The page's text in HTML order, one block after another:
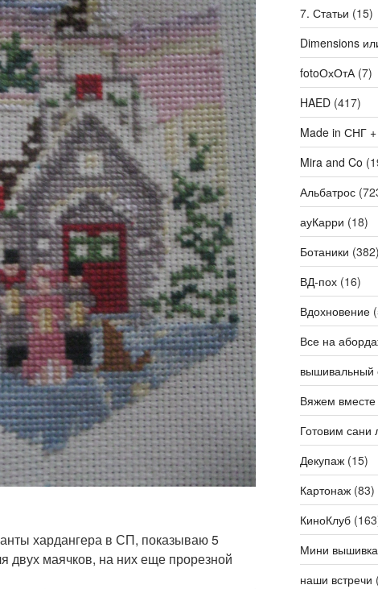
хардангера в СП, показываю 5
двух маячков, на них еще прорезной
7. Статьи (15)
Dimensions
fotoОхОтА(7)
HAED(417)
Made in СНГ
Mira and Co
Альбатрос
ауКарри (18)
Ботаники
ВД-пох(16)
Вдохновение
Все на
вышивальный
Вяжем вместе
Готовим сани
Декупаж(15)
Картонаж(83)
КиноКлуб
Мини вышивка
наши встречи